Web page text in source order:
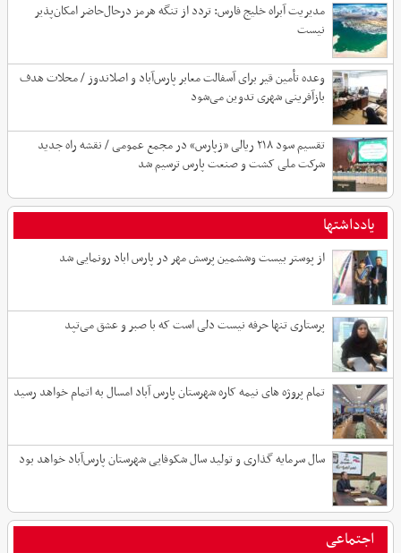
مدیریت آبراه خلیج فارس: تردد از تنگه هرمز درحال‌حاضر امکان‌پذیر
نیست
وعده تأمین قیر برای آسفالت معابر پارس‌آباد و اصلاندوز / محلات هدف
بازآفرینی شهری تدوین می‌شود
تقسیم سود ۲۱۸ ریالی «زپارس» در مجمع عمومی / نقشه راه جدید
شرکت ملی کشت و صنعت پارس ترسیم شد
یادداشتها
از پوستر بیست وششمین پرسش مهر در پارس اباد رونمایی شد
پرستاری تنها حرفه نیست دلی است که با صبر و عشق می‌تپد
تمام پروژه های نیمه کاره شهرستان پارس آباد امسال به اتمام خواهد رسید
سال سرمایه گذاری و تولید سال شکوفایی شهرستان پارس‌آباد خواهد بود
اجتماعی